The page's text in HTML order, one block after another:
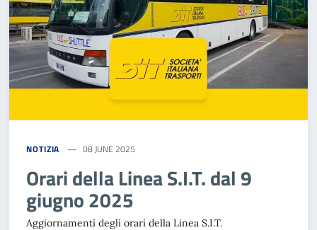
NOTIZIA 08 JUNE 2025
Orari della Linea S.I.T. dal 9
giugno 2025
Aggiornamenti degli orari della Linea S.I.T.